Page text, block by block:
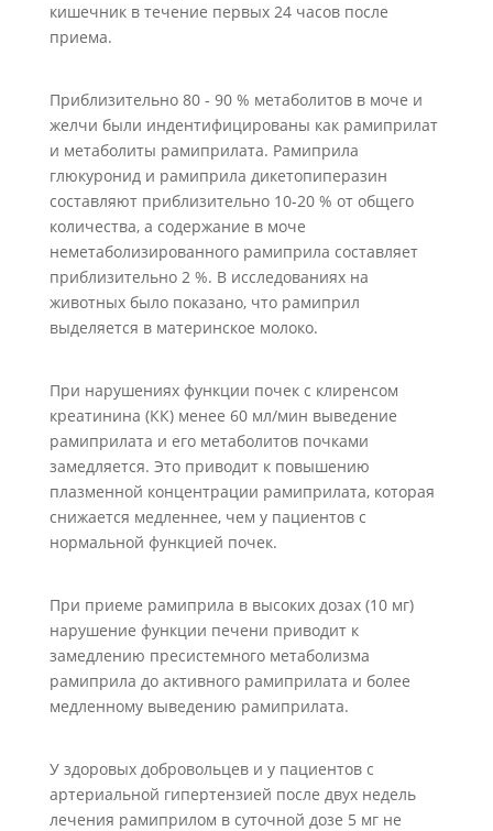
кишечник в течение первых 24 часов после
приема.
Приблизительно 80 - 90 % метаболитов в моче и
желчи были индентифицированы как рамиприлат
и метаболиты рамиприлата. Рамиприла
глюкуронид и рамиприла дикетопиперазин
составляют приблизительно 10-20 % от общего
количества, а содержание в моче
неметаболизированного рамиприла составляет
приблизительно 2 %. В исследованиях на
животных было показано, что рамиприл
выделяется в материнское молоко.
При нарушениях функции почек с клиренсом
креатинина (КК) менее 60 мл/мин выведение
рамиприлата и его метаболитов почками
замедляется. Это приводит к повышению
плазменной концентрации рамиприлата, которая
снижается медленнее, чем у пациентов с
нормальной функцией почек.
При приеме рамиприла в высоких дозах (10 мг)
нарушение функции печени приводит к
замедлению пресистемного метаболизма
рамиприла до активного рамиприлата и более
медленному выведению рамиприлата.
У здоровых добровольцев и у пациентов с
артериальной гипертензией после двух недель
лечения рамиприлом в суточной дозе 5 мг не